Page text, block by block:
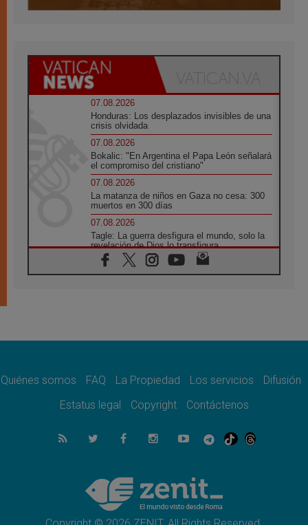
07.08.2026
Honduras: Los desplazados invisibles de una
crisis olvidada
07.08.2026
Bokalic: "En Argentina el Papa León señalará
el compromiso del cristiano"
07.08.2026
La matanza de niños en Gaza no cesa: 300
muertos en 300 días
07.08.2026
Tagle: La guerra desfigura el mundo, solo la
revelación de Dios lo transfigura
07.08.2026
Presentada la Trienal de Arte de las
espacio público
Lanzan un proyecto de empoderamiento
07.08.2026
Programa oficial del Viaje Apostólico del
Obispos de Ecuador: El bien de las familias
no admite premuras legislativas
Quiénes somos FAQ La Propiedad Los servicios
Difusión
Estatus legal
Copyright Contáctenos